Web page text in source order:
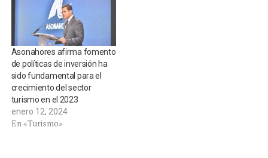
Asonahores afirma fomento
de políticas de inversión ha
sido fundamental para el
crecimiento del sector
turismo en el 2023
enero 12, 2024
En «Turismo»